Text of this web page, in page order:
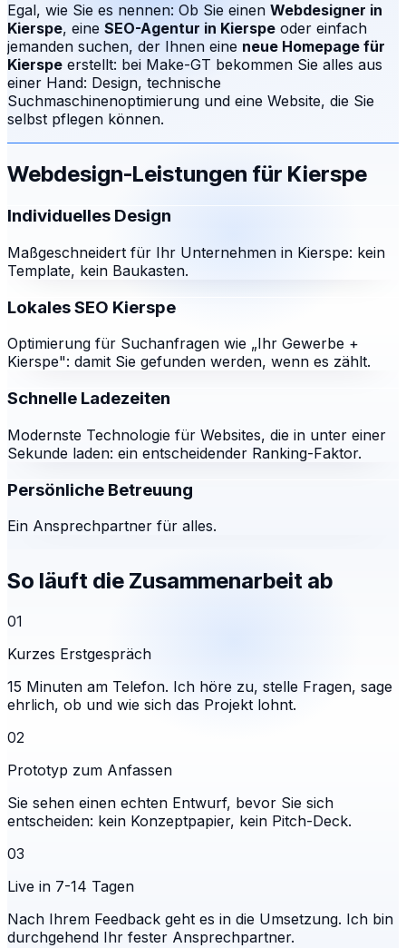
Egal, wie Sie es nennen: Ob Sie einen Webdesigner in
Kierspe, eine SEO-Agentur in Kierspe oder einfach
jemanden suchen, der Ihnen eine neue Homepage für
Kierspe erstellt: bei Make-GT bekommen Sie alles aus
einer Hand: Design, technische
Suchmaschinenoptimierung und eine Website, die Sie
selbst pflegen können.
Webdesign-Leistungen für Kierspe
Individuelles Design
Maßgeschneidert für Ihr Unternehmen in Kierspe: kein
Template, kein Baukasten.
Lokales SEO Kierspe
Optimierung für Suchanfragen wie „Ihr Gewerbe +
Kierspe": damit Sie gefunden werden, wenn es zählt.
Schnelle Ladezeiten
Modernste Technologie für Websites, die in unter einer
Sekunde laden: ein entscheidender Ranking-Faktor.
Persönliche Betreuung
Ein Ansprechpartner für alles.
So läuft die Zusammenarbeit ab
01
Kurzes Erstgespräch
15 Minuten am Telefon. Ich höre zu, stelle Fragen, sage
ehrlich, ob und wie sich das Projekt lohnt.
02
Prototyp zum Anfassen
Sie sehen einen echten Entwurf, bevor Sie sich
entscheiden: kein Konzeptpapier, kein Pitch-Deck.
03
Live in 7-14 Tagen
Nach Ihrem Feedback geht es in die Umsetzung. Ich bin
durchgehend Ihr fester Ansprechpartner.